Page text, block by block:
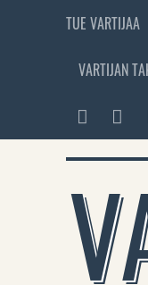
TUE VARTIJAA
VARTIJAN